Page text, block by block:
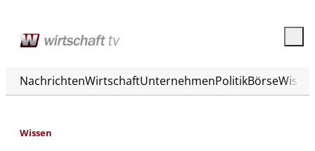
NachrichtenWirtschaftUnternehmenPolitikBörse
Wissen